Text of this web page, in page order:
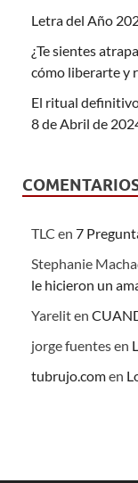
Letra del Año
¿Te sientes
cómo liberarte y
El ritual
8 de Abril de
TLC en 7
Stephanie
le hicieron un
Yareliten
jorge fuentesen
tubrujo.comen